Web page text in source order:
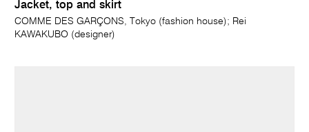
Jacket, top and skirt
COMME DES GARÇONS, Tokyo (fashion house); Rei
KAWAKUBO (designer)